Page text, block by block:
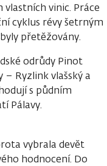
vinic. Práce
cyklus révy šetrným
přetěžovány.
odrůdy Pinot
Ryzlink vlašský a
s půdním
Pálavy.
vybrala devět
hodnocení. Do